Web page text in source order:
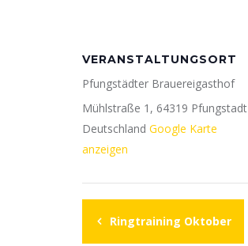
VERANSTALTUNGSORT
Pfungstädter Brauereigasthof
Mühlstraße 1, 64319 Pfungstadt
Deutschland Google Karte
anzeigen
Ringtraining Oktober